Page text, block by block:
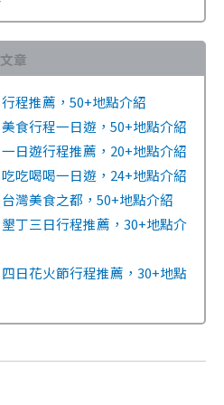
章
程推薦，50+地點介紹
食行程一日遊，50+地點介紹
日遊行程推薦，20+地點介紹
吃喝喝一日遊，24+地點介紹
灣美食之都，50+地點介紹
丁三日行程推薦，30+地點介
日花火節行程推薦，30+地點